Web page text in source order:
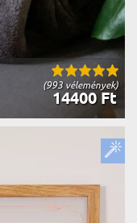
(993 vélemények)
14400 Ft